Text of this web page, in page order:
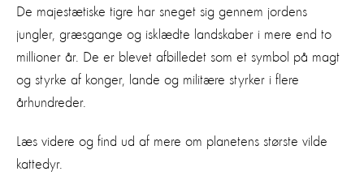
De majestætiske tigre har sneget sig gennem jordens
jungler, græsgange og isklædte landskaber i mere end to
millioner år. De er blevet afbilledet som et symbol på magt
og styrke af konger, lande og militære styrker i flere
århundreder.
Læs videre og find ud af mere om planetens største vilde
kattedyr.